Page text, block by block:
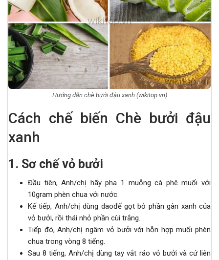
Hướng dẫn chè bưởi đậu xanh (wikitop.vn)
Cách chế biến Chè bưởi đậu
xanh
1 . Sơ chế vỏ bưởi
Đầu tiên, Anh/chị hãy pha 1 muỗng cà phê muối với
10gram phèn chua với nước.
Kế tiếp, Anh/chị dùng daođể gọt bỏ phần gân xanh của
vỏ bưởi, rồi thái nhỏ phần cùi trắng.
Tiếp đó, Anh/chị ngâm vỏ bưởi với hỗn hợp muối phèn
chua trong vòng 8 tiếng.
Sau 8 tiếng, Anh/chị dùng tay vắt ráo vỏ bưởi và cứ liên